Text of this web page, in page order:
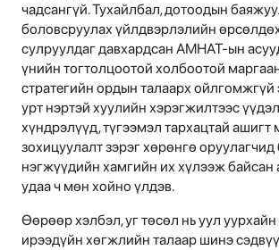
чадсангүй. Тухайлбал, дотоодын
боловсруулах үйлдвэрлэлийн
сулруулдаг давхардсан АМНАТ-ын
үнийн тогтолцоотой холбоотой
стратегийн ордын талаарх ойлгомжгүй
урт нэртэй хуулийн хэрэгжилтээс
хүндрэлүүд, түгээмэл тархацтай
зохицуулалт зэрэг хөрөнгө
нэгжүүдийн хамгийн их хүлээж байсан
удаа ч мөн хойно үлдэв.
Өөрөөр хэлбэл, уг төсөл нь уул
ирээдүйн хөгжлийн талаар шинэ